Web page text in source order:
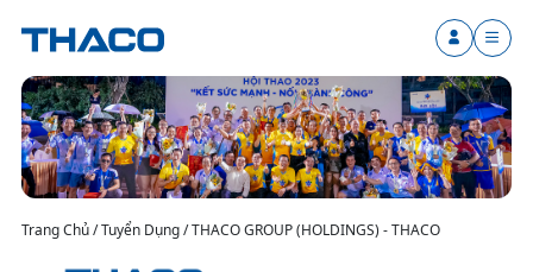
Trang Chủ / Tuyển Dụng / THACO GROUP (HOLDINGS) - THACO